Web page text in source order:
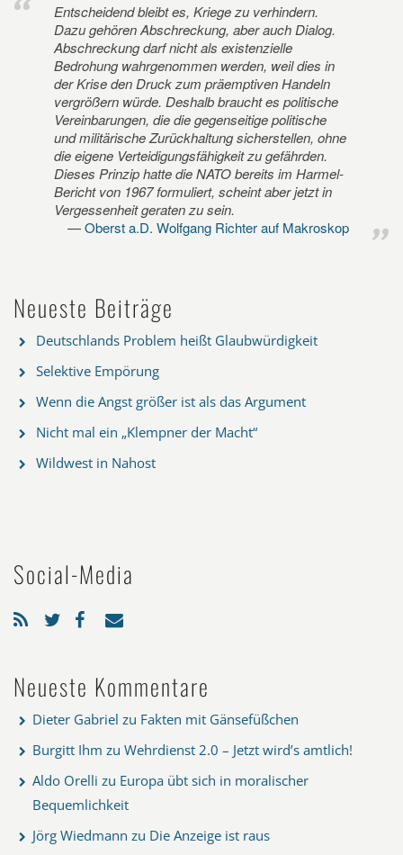
Entscheidend bleibt es, Kriege zu verhindern.
Dazu gehören Abschreckung, aber auch Dialog.
Abschreckung darf nicht als existenzielle
Bedrohung wahrgenommen werden, weil dies in
der Krise den Druck zum präemptiven Handeln
vergrößern würde. Deshalb braucht es politische
Vereinbarungen, die die gegenseitige politische
und militärische Zurückhaltung sicherstellen, ohne
die eigene Verteidigungsfähigkeit zu gefährden.
Dieses Prinzip hatte die NATO bereits im Harmel-
Bericht von 1967 formuliert, scheint aber jetzt in
Vergessenheit geraten zu sein.
Oberst a.D. Wolfgang Richter auf Makroskop
Neueste Beiträge
Deutschlands Problem heißt Glaubwürdigkeit
Selektive Empörung
Wenn die Angst größer ist als das Argument
Nicht mal ein „Klempner der Macht“
Wildwest in Nahost
Social-Media
Neueste Kommentare
Dieter Gabriel zu Fakten mit Gänsefüßchen
Burgitt Ihm zu Wehrdienst 2.0 – Jetzt wird’s amtlich!
Aldo Orelli zu Europa übt sich in moralischer
Bequemlichkeit
Jörg Wiedmann zu Die Anzeige ist raus